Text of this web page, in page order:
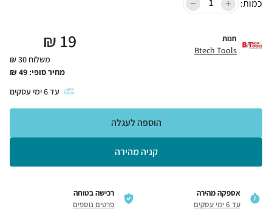
כמות:
חנות
Btech Tools
19
₪
משלוח 30 ₪
מחיר סופי: 49
₪
עד6ימי עסקים
קניה מהירה
הוספה לעגלה
אספקה מהירה
עד 6 ימי עסקים
רכישה בטוחה
פרטים נוספים